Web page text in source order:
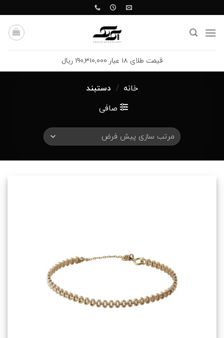
to
content
قیمت طلای 18 عیار 190,310,000 ریال
خانه / دستبند
صافی